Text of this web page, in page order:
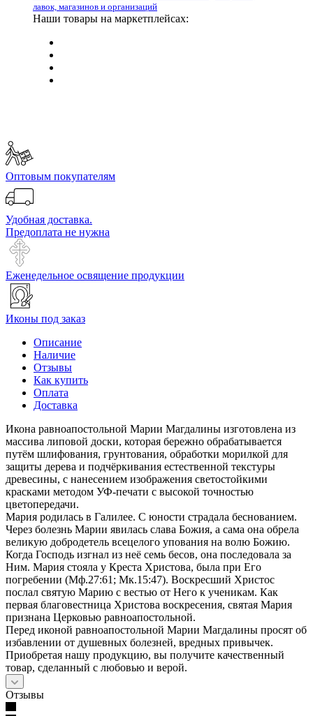
лавок, магазинов и организаций
Наши товары на маркетплейсах:
Оптовым покупателям
Удобная доставка.
Предоплата не нужна
Еженедельное освящение продукции
Иконы под заказ
Описание
Наличие
Отзывы
Как купить
Оплата
Доставка
Икона равноапостольной Марии Магдалины изготовлена из
массива липовой доски, которая бережно обрабатывается
путём шлифования, грунтования, обработки морилкой для
защиты дерева и подчёркивания естественной текстуры
древесины, с нанесением изображения светостойкими
красками методом УФ-печати с высокой точностью
цветопередачи.
Мария родилась в Галилее. С юности страдала беснованием.
Через болезнь Марии явилась слава Божия, а сама она обрела
великую добродетель всецелого упования на волю Божию.
Когда Господь изгнал из неё семь бесов, она последовала за
Ним. Мария стояла у Креста Христова, была при Его
погребении (Мф.27:61; Мк.15:47). Воскресший Христос
послал святую Марию с вестью от Него к ученикам. Как
первая благовестница Христова воскресения, святая Мария
признана Церковью равноапостольной.
Перед иконой равноапостольной Марии Магдалины просят об
избавлении от душевных болезней, вредных привычек.
Приобретая нашу продукцию, вы получите качественный
товар, сделанный с любовью и верой.
Отзывы